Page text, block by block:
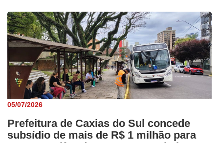
05/07/2026
Prefeitura de Caxias do Sul concede
subsídio de mais de R$ 1 milhão para